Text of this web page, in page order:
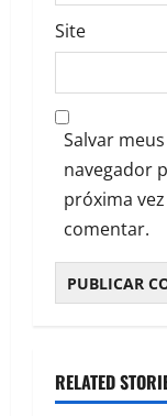
Site
Salvar
navegador
próxima
comentar.
RELATED